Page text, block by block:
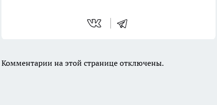
Комментарии на этой странице отключены.